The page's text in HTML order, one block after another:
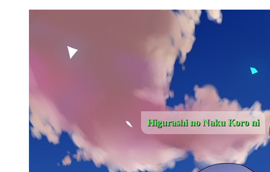
Higurashi no Naku Koro ni